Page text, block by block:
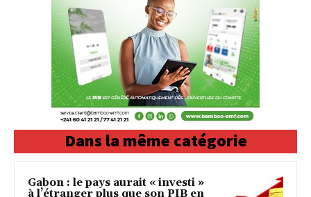
Dans la même catégorie
Gabon : le pays aurait « investi »
à l’étranger plus que son PIB en